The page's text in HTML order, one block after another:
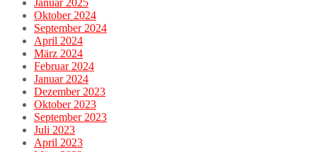
Januar 2025
Oktober 2024
September 2024
April 2024
März 2024
Februar 2024
Januar 2024
Dezember 2023
Oktober 2023
September 2023
Juli 2023
April 2023